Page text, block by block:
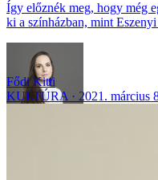
Így előznék meg, hogy még
ki a színházban, mint
Fődi Kitti
KULTÚRA
2021. március